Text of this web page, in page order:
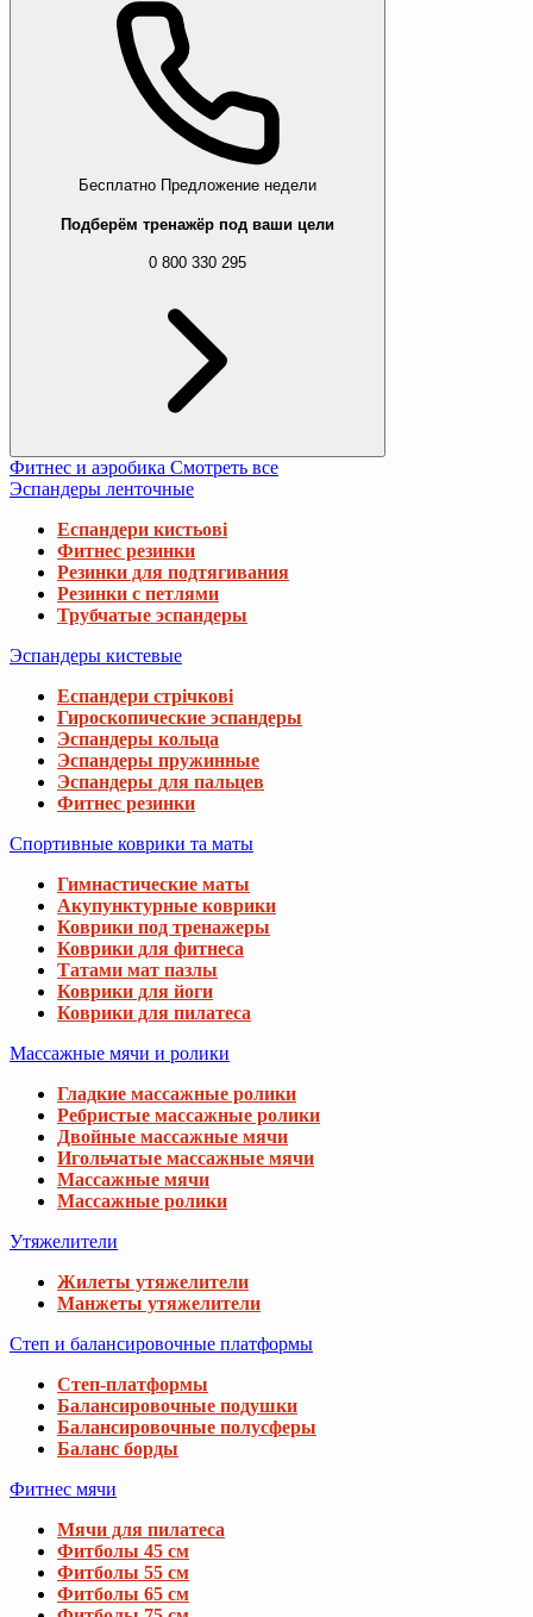
Бесплатно Предложение недели
Подберём тренажёр под ваши цели
0 800 330 295
Фитнес и аэробика Смотреть все
Эспандеры ленточные
Еспандери кистьові
Фитнес резинки
Резинки для подтягивания
Резинки с петлями
Трубчатые эспандеры
Эспандеры кистевые
Еспандери стрічкові
Гироскопические эспандеры
Эспандеры кольца
Эспандеры пружинные
Эспандеры для пальцев
Фитнес резинки
Спортивные коврики та маты
Гимнастические маты
Акупунктурные коврики
Коврики под тренажеры
Коврики для фитнеса
Татами мат пазлы
Коврики для йоги
Коврики для пилатеса
Массажные мячи и ролики
Гладкие массажные ролики
Ребристые массажные ролики
Двойные массажные мячи
Игольчатые массажные мячи
Массажные мячи
Массажные ролики
Утяжелители
Жилеты утяжелители
Манжеты утяжелители
Степ и балансировочные платформы
Степ-платформы
Балансировочные подушки
Балансировочные полусферы
Баланс борды
Фитнес мячи
Мячи для пилатеса
Фитболы 45 см
Фитболы 55 см
Фитболы 65 см